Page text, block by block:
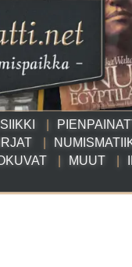
MUUT